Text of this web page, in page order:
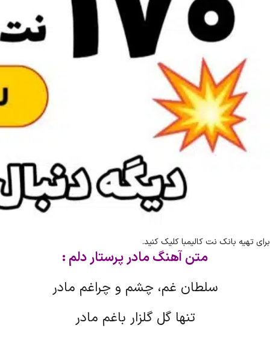
برای تهیه بانک نت کالیمبا کلیک کنید.
متن آهنگ مادر پرستار دلم :
سلطان غم، چشم و چراغم مادر
تنها گل گلزار باغم مادر